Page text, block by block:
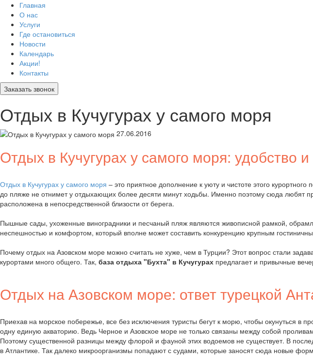
Главная
О нас
Услуги
Где остановиться
Новости
Календарь
Акции!
Контакты
Заказать звонок
Отдых в Кучугурах у самого моря
27.06.2016
Отдых в Кучугурах у самого моря: удобство
Отдых в Кучугурах у самого моря – это приятное дополнение к уюту и чистоте этого
до пляже не отнимет у отдыхающих более десяти минут ходьбы. Именно поэтому сюда любят
расположена в непосредственной близости от берега.
Пышные сады, ухоженные виноградники и песчаный пляж являются живописной рамкой,
неспешностью и комфортом, который вполне может составить конкуренцию крупным
Почему отдых на Азовском море можно считать не хуже, чем в Турции? Этот вопрос стали
курортами много общего. Так, база отдыха "Бухта" в Кучугурах предлагает и привычные
Отдых на Азовском море: ответ турецкой
Приехав на морское побережье, все без исключения туристы бегут к морю, чтобы окунуться
одну единую акваторию. Ведь Черное и Азовское море не только связаны между собой
Поэтому существенной разницы между флорой и фауной этих водоемов не существует. В
в Атлантике. Так далеко микроорганизмы попадают с судами, которые заносят сюда новые